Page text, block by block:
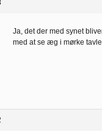
Ja, det der med synet
med at se æg i mørke